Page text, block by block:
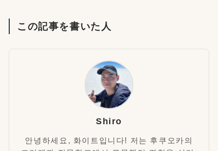
この記事を書いた人
Shiro
안녕하세요, 화이트입니다! 저는 후쿠오카의